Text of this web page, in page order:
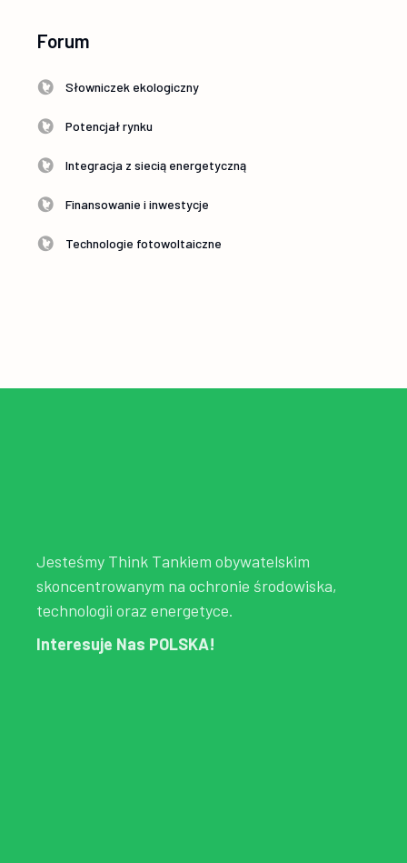
Forum
Słowniczek ekologiczny
Potencjał rynku
Integracja z siecią energetyczną
Finansowanie i inwestycje
Technologie fotowoltaiczne
Jesteśmy Think Tankiem obywatelskim
skoncentrowanym na ochronie środowiska,
technologii oraz energetyce.
Interesuje Nas POLSKA!